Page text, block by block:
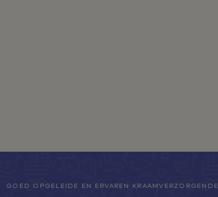
GOED OPGELEIDE EN ERVAREN KRAAMVERZORGENDE